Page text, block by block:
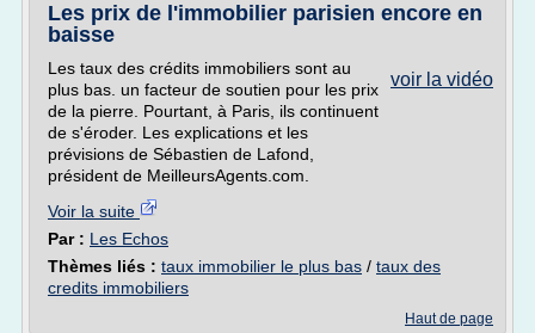
Les prix de l'immobilier parisien encore en
baisse
voir la vidéo
Les taux des crédits immobiliers sont au
plus bas. un facteur de soutien pour les prix
de la pierre. Pourtant, à Paris, ils continuent
de s'éroder. Les explications et les
prévisions de Sébastien de Lafond,
président de MeilleursAgents.com.
Voir la suite
Par : Les Echos
Thèmes liés : taux immobilier le plus bas / taux des
credits immobiliers
Haut de page